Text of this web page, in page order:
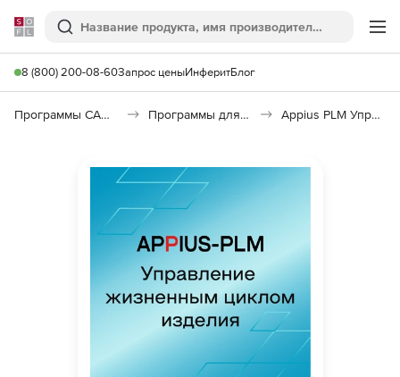
Softline
Поиск
8 (800) 200-08-60Запрос ценыИнферитБлог
Программы САПР и ГИС Программы для машиностроения Appius PLM Управление жизненным циклом изделия